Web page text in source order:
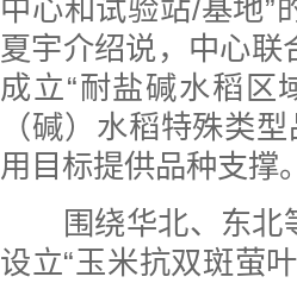
中心和试验站/基地”
夏宇介绍说，中心联
成立“耐盐碱水稻区
（碱）水稻特殊类
用目标提供品种支撑。
围绕华北、东
设立“玉米抗双斑萤